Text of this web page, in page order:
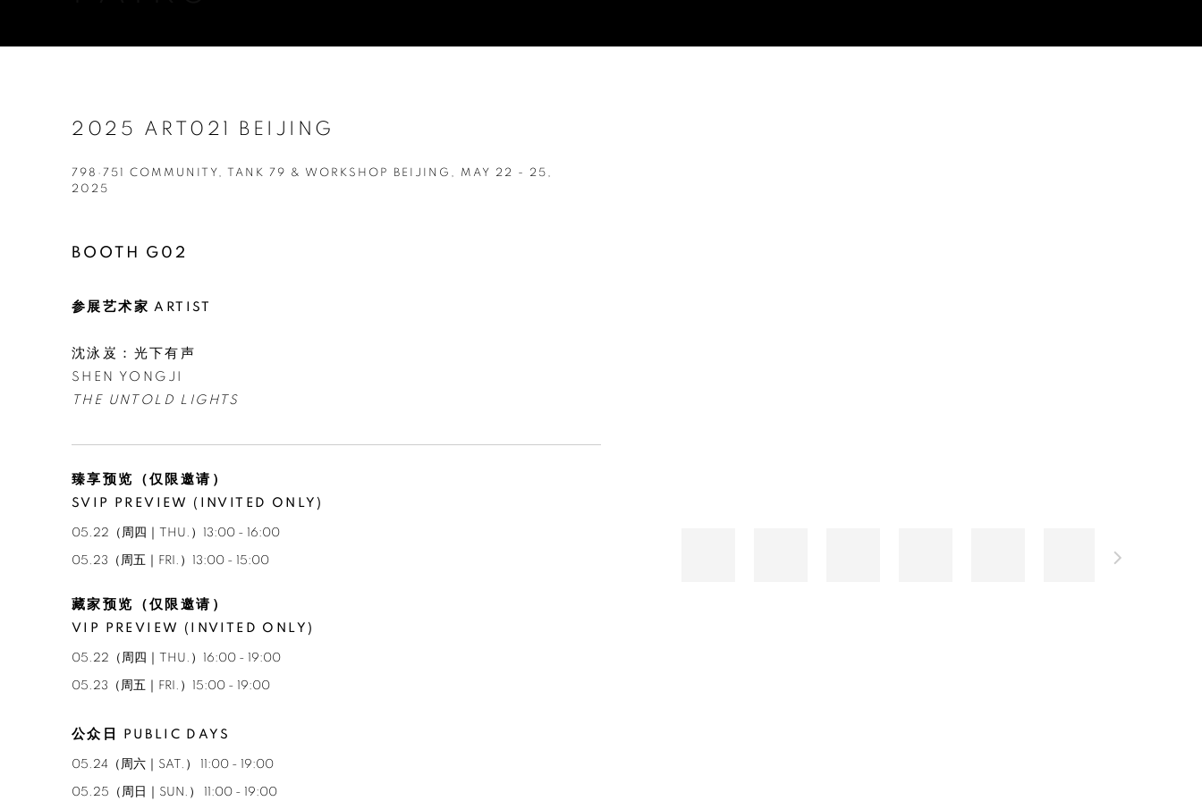
2025 ART021 BEIJING
798·751 COMMUNITY, TANK 79 & WORKSHOP BEIJING, MAY 22 - 25,
2025
BOOTH G02
参展艺术家 ARTIST
沈泳岌：光下有声
SHEN YONGJI
THE UNTOLD LIGHTS
臻享预览
（仅限邀请）
SVIP PREVIEW (INVITED ONLY)
05.22（周四｜THU.）13:00 - 16:00
05.23（周五｜FRI.）13:00 - 15:00
藏家预览
（仅限邀请）
VIP PREVIEW (
INVITED ONLY)
05.22（周四｜THU.）16:00 - 19:00
05.23（周五｜FRI.）15:00 - 19:00
公众日 PUBLIC DAYS
05.24（周六｜SAT.） 11:00 - 19:00
05.25（周日｜SUN.） 11:00 - 19:00